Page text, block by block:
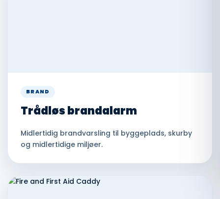
BRAND
Trådløs brandalarm
Midlertidig brandvarsling til byggeplads, skurby
og midlertidige miljøer.